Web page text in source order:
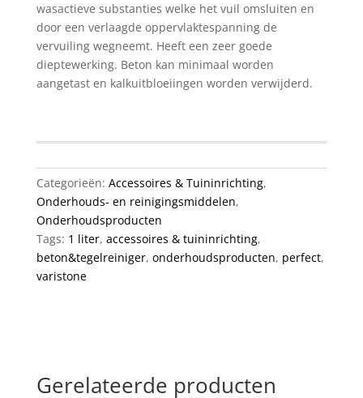
wasactieve substanties welke het vuil omsluiten en
door een verlaagde oppervlaktespanning de
vervuiling wegneemt. Heeft een zeer goede
dieptewerking. Beton kan minimaal worden
aangetast en kalkuitbloeiingen worden verwijderd.
Categorieën: Accessoires & Tuininrichting,
Onderhouds- en reinigingsmiddelen,
Onderhoudsproducten
Tags: 1 liter, accessoires & tuininrichting,
beton&tegelreiniger, onderhoudsproducten, perfect,
varistone
Gerelateerde producten